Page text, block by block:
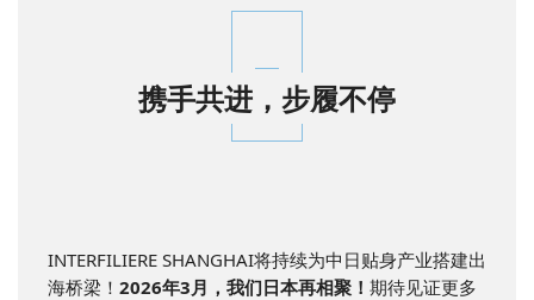
携手共进，步履不停
INTERFILIERE SHANGHAI将持续为中日贴身产业搭建出
海桥梁！ 2026年3月，我们日本再相聚！ 期待见证更多